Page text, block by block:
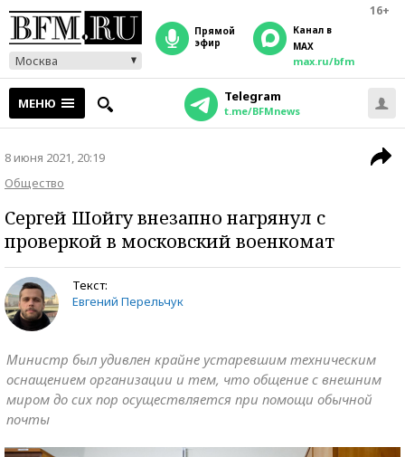
16+
Москва
прямой
эфир
Канал в
MAX
max.ru/bfm
МЕНЮ Telegram
t.me/BFMnews
8 июня 2021, 20:19
Общество
Сергей Шойгу внезапно нагрянул с
проверкой в московский военкомат
Текст:
Евгений Перельчук
Министр был удивлен крайне устаревшим техническим
оснащением организации и тем, что общение с внешним
миром до сих пор осуществляется при помощи обычной
почты